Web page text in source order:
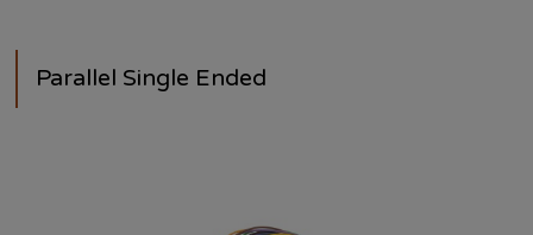
Parallel Single Ended